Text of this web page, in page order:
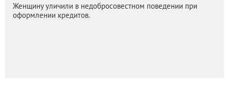
Женщину уличили в недобросовестном поведении при
оформлении кредитов.